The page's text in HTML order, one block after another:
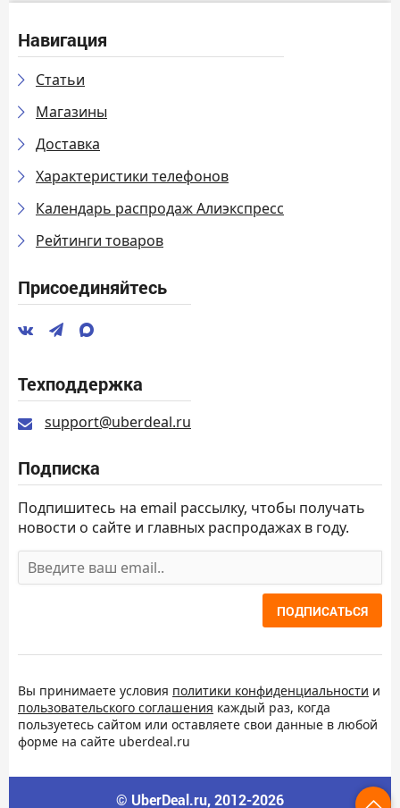
Навигация
Статьи
Магазины
Доставка
Характеристики телефонов
Календарь распродаж Алиэкспресс
Рейтинги товаров
Присоединяйтесь
Техподдержка
support@uberdeal.ru
Подписка
Подпишитесь на email рассылку, чтобы получать
новости о сайте и главных распродажах в году.
ПОДПИСАТЬСЯ
Вы принимаете условия политики конфиденциальности и
пользовательского соглашения каждый раз, когда
пользуетесь сайтом или оставляете свои данные в любой
форме на сайте uberdeal.ru
© UberDeal.ru, 2012-2026